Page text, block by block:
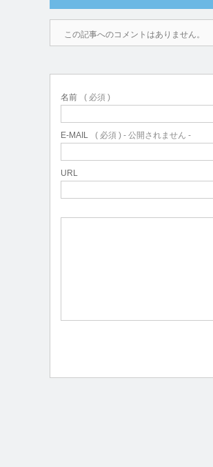
この記事へのコメントはありません。
名前 ( 必須 )
E-MAIL ( 必須 ) - 公開されません -
URL